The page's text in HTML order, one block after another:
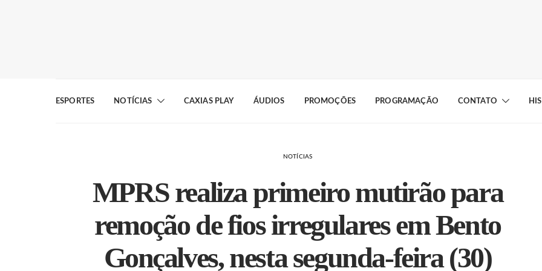
ESPORTES NOTÍCIAS CAXIAS PLAY ÁUDIOS PROMOÇÕES PROGRAMAÇÃO CONTATO
NOTÍCIAS
MPRS realiza primeiro mutirão para
remoção de fios irregulares em Bento
Gonçalves, nesta segunda-feira (30)